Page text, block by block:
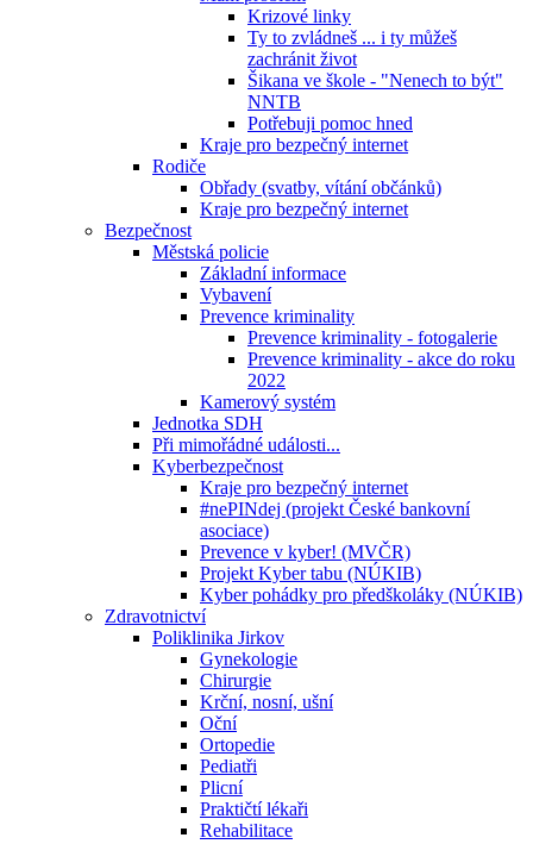
Krizové linky
Ty to zvládneš ... i ty můžeš
zachránit život
Šikana ve škole - "Nenech to být"
NNTB
Potřebuji pomoc hned
Kraje pro bezpečný internet
Rodiče
Obřady (svatby, vítání občánků)
Kraje pro bezpečný internet
Bezpečnost
Městská policie
Základní informace
Vybavení
Prevence kriminality
Prevence kriminality - fotogalerie
Prevence kriminality - akce do roku
2022
Kamerový systém
Jednotka SDH
Při mimořádné události...
Kyberbezpečnost
Kraje pro bezpečný internet
#nePINdej (projekt České bankovní
asociace)
Prevence v kyber! (MVČR)
Projekt Kyber tabu (NÚKIB)
Kyber pohádky pro předškoláky (NÚKIB)
Zdravotnictví
Poliklinika Jirkov
Gynekologie
Chirurgie
Krční, nosní, ušní
Oční
Ortopedie
Pediatři
Plicní
Praktičtí lékaři
Rehabilitace